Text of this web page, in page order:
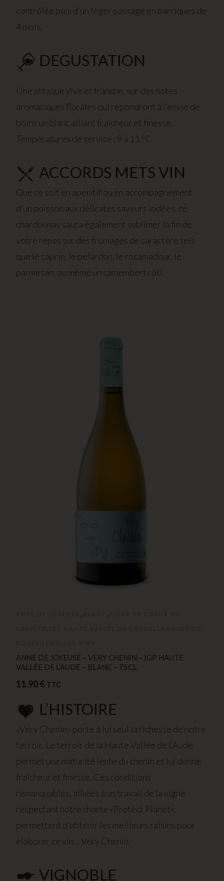
contrôlée puis d’un léger passage en barriques de
4 mois.
DEGUSTATION
Une attaque vive et franche, sur des notes
aromatiques florales qui répondront à l’envie de
boire un blanc alliant fraîcheur et finesse.
Températures de service : 9 à 11 °C
ACCORDS METS VIN
Que ce soit en apéritif ou en accompagnement
d’un poisson aux délicates saveurs iodées, ce
chardonnay saura également sublimer la fin de
votre repas sur des fromages de caractère tels
que le caprin, le pelardon, le rocamadour, le
parmesan, ou même un camembert rôti.
, ,
, ,
,
ANNE DE JOYEUSE – VERY CHENIN – IGP HAUTE
VALLÉE DE L’AUDE – BLANC – 75CL
11,90€ TTC
L’HISTOIRE
«Very Chenin» porte à lui seul la richesse de notre
terroir. Le terroir de la Haute Vallée de L’Aude
permet une maturité lente du chenin et lui donne
fraîcheur et finesse. Ces conditions
remarquables, alliées à un travail de la vigne
respectant notre charte «Protect Planet»,
permettent d’obtenir les meilleurs raisins pour
élaborer ce vin… Very Chenin.
VIGNOBLE